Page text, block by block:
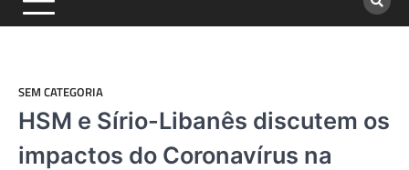
SEM CATEGORIA
HSM e Sírio-Libanês discutem os
impactos do Coronavírus na